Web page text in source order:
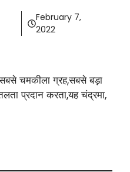
February 7,
2022
चमकीला ग्रह,सबसे बड़ा
प्रदान करता,यह चंद्रमा,